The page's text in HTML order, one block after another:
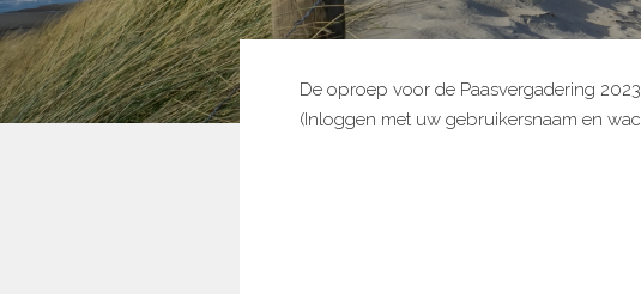
De oproep voor de Paasvergadering
(Inloggen met uw gebruikersnaam en